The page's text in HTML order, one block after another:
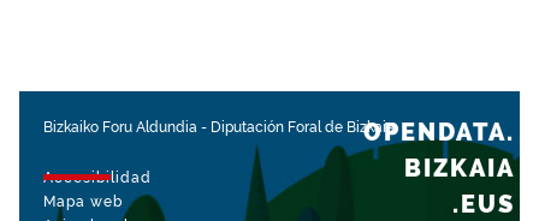
Bizkaiko Foru Aldundia - Diputación Foral de Bizkaia
Accesibilidad
Mapa web
OPENDATA.
BIZKAIA
.EUS